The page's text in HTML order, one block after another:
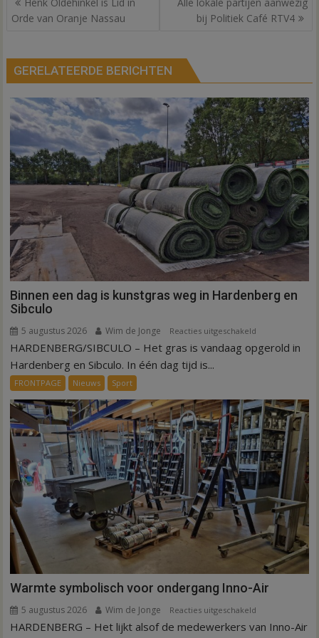
navigatie
Orde van Oranje Nassau
bij Politiek Café RTV4
GERELATEERDE BERICHTEN
Binnen een dag is kunstgras weg in Hardenberg en
Sibculo
5 augustus 2026 Wim de Jonge Reacties uitgeschakeld
Binnen
kunstgras
weg
in
Hardenberg
en
Sibculo
HARDENBERG/SIBCULO – Het gras is vandaag opgerold in
Hardenberg en Sibculo. In één dag tijd is...
FRONTPAGE Nieuws Sport
Warmte symbolisch voor ondergang Inno-Air
5 augustus 2026 Wim de Jonge Reacties uitgeschakeld
Warmte
HARDENBERG – Het lijkt alsof de medewerkers van Inno-Air